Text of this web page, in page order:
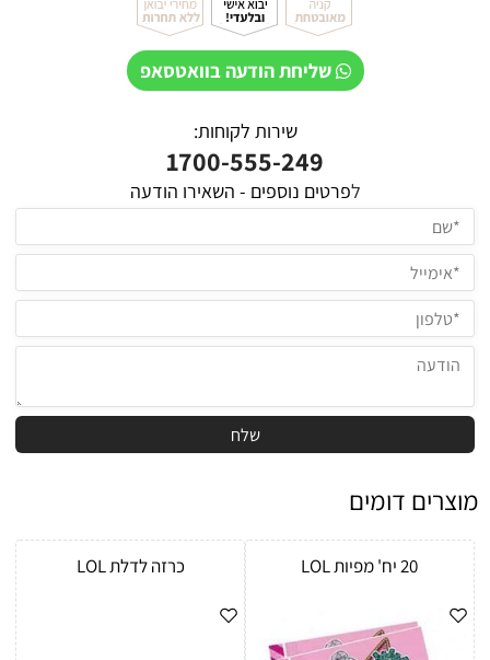
שליחת הודעה בוואטסאפ
שירות לקוחות:
1700-555-249
לפרטים נוספים - השאירו הודעה
מוצרים דומים
20 יח' מפיות LOL כרזה לדלת LOL